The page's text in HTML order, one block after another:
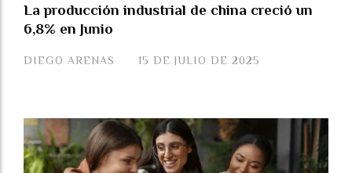
La producción industrial de china creció un
6,8% en Junio
DIEGO ARENAS 15 DE JULIO DE 2025